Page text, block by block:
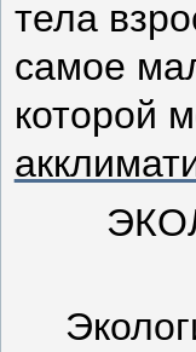
тела
самое
которой